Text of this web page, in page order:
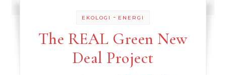
EKOLOGI - ENERGI
The REAL Green New
Deal Project